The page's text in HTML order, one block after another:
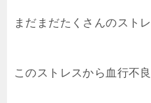
まだまだたくさんのスト
このストレスから血行不